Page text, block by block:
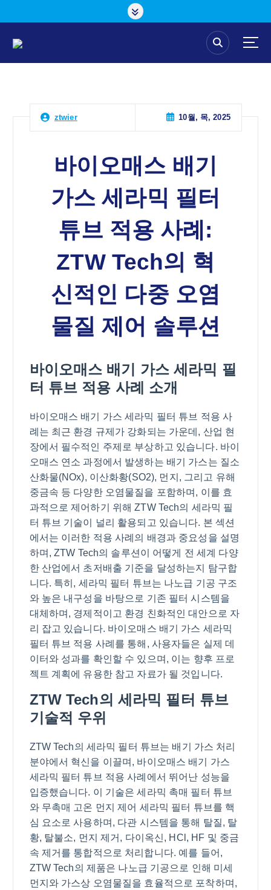
ztwier 10월, 목, 2025
바이오매스 배기
가스 세라믹 필터
튜브 적용 사례:
ZTW Tech의 혁
신적인 다중 오염
물질 제어 솔루션
바이오매스 배기 가스 세라믹 필
터 튜브 적용 사례 소개
바이오매스 배기 가스 세라믹 필터 튜브 적용 사
례는 최근 환경 규제가 강화되는 가운데, 산업 현
장에서 필수적인 주제로 부상하고 있습니다. 바이
오매스 연소 과정에서 발생하는 배기 가스는 질소
산화물(NOx), 이산화황(SO2), 먼지, 그리고 유해
중금속 등 다양한 오염물질을 포함하며, 이를 효
과적으로 제어하기 위해 ZTW Tech의 세라믹 필
터 튜브 기술이 널리 활용되고 있습니다. 본 섹션
에서는 이러한 적용 사례의 배경과 중요성을 설명
하며, ZTW Tech의 솔루션이 어떻게 전 세계 다양
한 산업에서 초저배출 기준을 달성하는지 탐구합
니다. 특히, 세라믹 필터 튜브는 나노급 기공 구조
와 높은 내구성을 바탕으로 기존 필터 시스템을
대체하며, 경제적이고 환경 친화적인 대안으로 자
리 잡고 있습니다. 바이오매스 배기 가스 세라믹
필터 튜브 적용 사례를 통해, 사용자들은 실제 데
이터와 성과를 확인할 수 있으며, 이는 향후 프로
젝트 계획에 유용한 참고 자료가 될 것입니다.
ZTW Tech의 세라믹 필터 튜브
기술적 우위
ZTW Tech의 세라믹 필터 튜브는 배기 가스 처리
분야에서 혁신을 이끌며, 바이오매스 배기 가스
세라믹 필터 튜브 적용 사례에서 뛰어난 성능을
입증했습니다. 이 기술은 세라믹 촉매 필터 튜브
와 무촉매 고온 먼지 제어 세라믹 필터 튜브를 핵
심 요소로 사용하며, 다관 시스템을 통해 탈질, 탈
황, 탈불소, 먼지 제거, 다이옥신, HCl, HF 및 중금
속 제거를 통합적으로 처리합니다. 예를 들어,
ZTW Tech의 제품은 나노급 기공으로 인해 미세
먼지와 가스상 오염물질을 효율적으로 포착하며,